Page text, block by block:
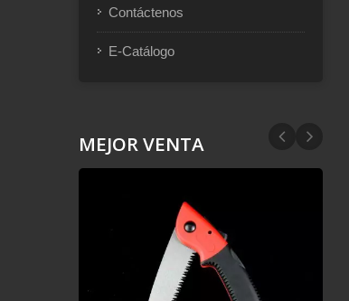
Contáctenos
E-Catálogo
MEJOR VENTA